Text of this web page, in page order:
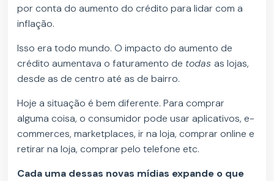
por conta do aumento do crédito para lidar com a
inflação.
Isso era todo mundo. O impacto do aumento de
crédito aumentava o faturamento de todasas lojas,
desde as de centro até as de bairro.
Hoje a situação é bem diferente. Para comprar
alguma coisa, o consumidor pode usar aplicativos, e-
commerces, marketplaces, ir na loja, comprar online e
retirar na loja, comprar pelo telefone etc.
Cada uma dessas novas mídias expande o que